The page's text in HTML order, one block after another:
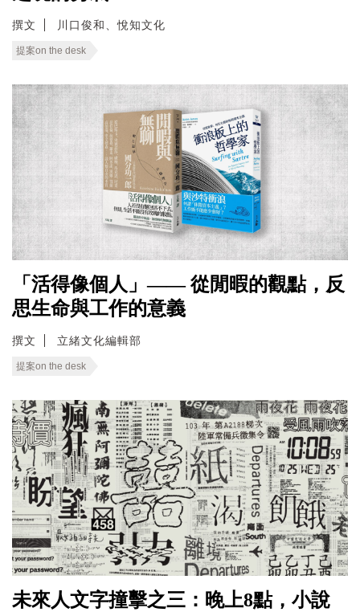
撰文 川口俊和、悅知文化
提案on the desk
「活得像個人」—— 從閒暇的觀點，反
思生命與工作的意義
撰文 立緒文化編輯部
提案on the desk
未來人文字撞擊之三：晚上8點，小說